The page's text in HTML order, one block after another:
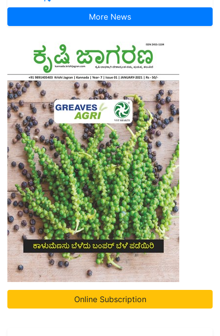
More News
Online Subscription